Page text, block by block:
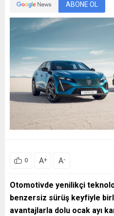
ABONE OL
0 A+ A-
Otomotivde yenilikçi
benzersiz sürüş keyfiyle
avantajlarla dolu ocak ayı